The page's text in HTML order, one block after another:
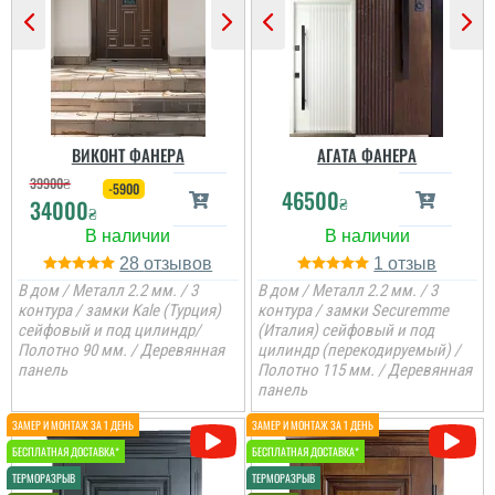
ціна, мені потрібно були
закрить два проєми і
мене все влаштувало....
читати всі відгуки
ВИКОНТ ФАНЕРА
39900₴
34000₴
-5900
28
В дом / Металл 2.2 мм. / 3
контура / замки Kale (Турция)
сейфовый и под цилиндр/
Полотно 90 мм. / Деревянная
панель
АГАТА ФАНЕРА
46500₴
1
В дом / Металл 2.2 мм. / 3
контура / замки Securemme
(Италия) сейфовый и под
цилиндр (перекодируемый) /
Полотно 115 мм. / Деревянная
панель